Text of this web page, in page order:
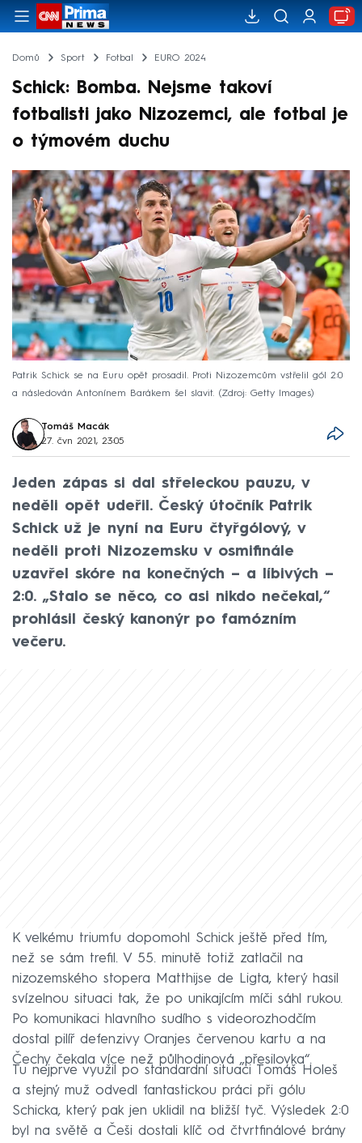
Domů Sport Fotbal EURO 2024
Schick: Bomba. Nejsme takoví
fotbalisti jako Nizozemci, ale fotbal je
o týmovém duchu
Patrik Schick se na Euru opět prosadil. Proti Nizozemcům vstřelil gól 2:0
a následován Antonínem Barákem šel slavit.
Zdroj: Getty Images
Tomáš Macák
27. čvn 2021, 23:05
Jeden zápas si dal střeleckou pauzu, v
neděli opět udeřil. Český útočník Patrik
Schick už je nyní na Euru čtyřgólový, v
neděli proti Nizozemsku v osmifinále
uzavřel skóre na konečných – a líbivých –
2:0. „Stalo se něco, co asi nikdo nečekal,“
prohlásil český kanonýr po famózním
večeru.
K velkému triumfu dopomohl Schick ještě před tím,
než se sám trefil. V 55. minutě totiž zatlačil na
nizozemského stopera Matthijse de Ligta, který hasil
svízelnou situaci tak, že po unikajícím míči sáhl rukou.
Po komunikaci hlavního sudího s videorozhodčím
dostal pilíř defenzivy Oranjes červenou kartu a na
Čechy čekala více než půlhodinová „přesilovka“.
Tu nejprve využil po standardní situaci Tomáš Holeš
a stejný muž odvedl fantastickou práci při gólu
Schicka, který pak jen uklidil na bližší tyč. Výsledek 2:0
byl na světě a Češi dostali klíč od čtvrtfinálové brány